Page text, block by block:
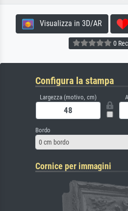
Visualizza in 3D/AR
0
Configura la stampa
Largezza (motivo, cm)
Bordo
0 cm bordo
Cornice per immagini